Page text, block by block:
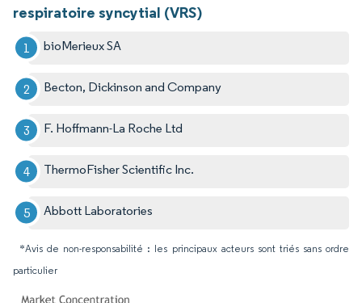
respiratoire syncytial (VRS)
bioMerieux SA
Becton, Dickinson and Company
F. Hoffmann-La Roche Ltd
ThermoFisher Scientific Inc.
Abbott Laboratories
*Avis de non-responsabilité : les principaux acteurs sont triés sans ordre
particulier